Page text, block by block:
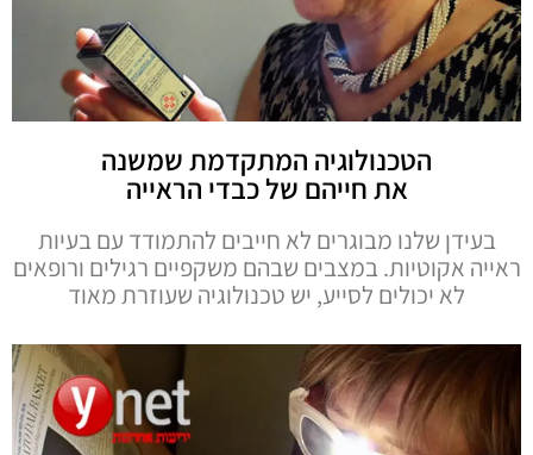
הטכנולוגיה המתקדמת שמשנה
את חייהם של כבדי הראייה
בעידן שלנו מבוגרים לא חייבים להתמודד עם בעיות
ראייה אקוטיות. במצבים שבהם משקפיים רגילים ורופאים
לא יכולים לסייע, יש טכנולוגיה שעוזרת מאוד